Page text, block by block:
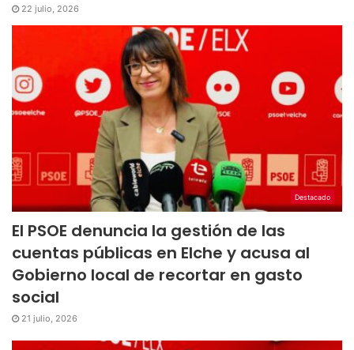
22 julio, 2026
Destacado
El PSOE denuncia la gestión de las
cuentas públicas en Elche y acusa al
Gobierno local de recortar en gasto
social
21 julio, 2026